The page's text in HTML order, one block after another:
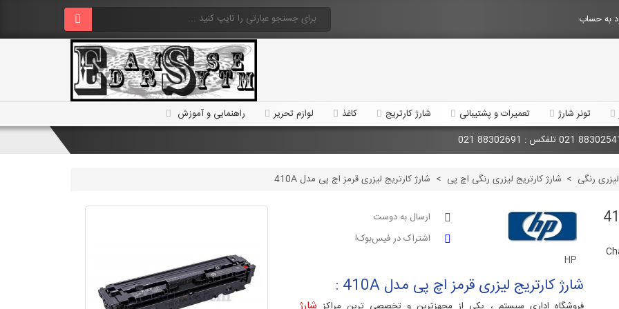
به حساب
تونر شارژ تعمیرات و پشتیبانی شارژ کارتریج کاغذ لوازم تحریر
راهنمایی و آموزش
رنگی > شارژ کارتریج لیزری رنگی اچ پی > شارژ کارتریج لیزری قرمز اچ پی مدل 410A
HP
ارسال به دوست
اشتراک در فیس‌بوک!
شارژ کارتریج لیزری قرمز اچ پی مدل 410A :